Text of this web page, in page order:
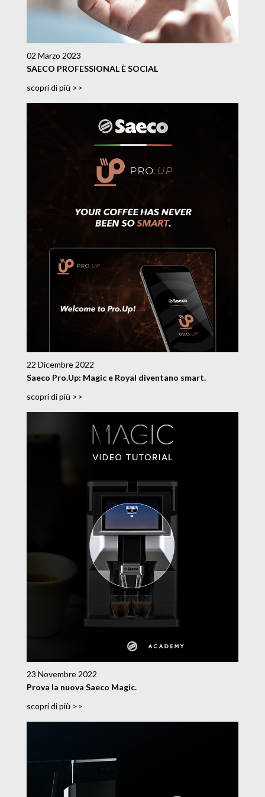
02 Marzo 2023
SAECO PROFESSIONAL È SOCIAL
scopri di più >>
22 Dicembre 2022
Saeco Pro.Up: Magic e Royal diventano smart.
scopri di più >>
23 Novembre 2022
Prova la nuova Saeco Magic.
scopri di più >>